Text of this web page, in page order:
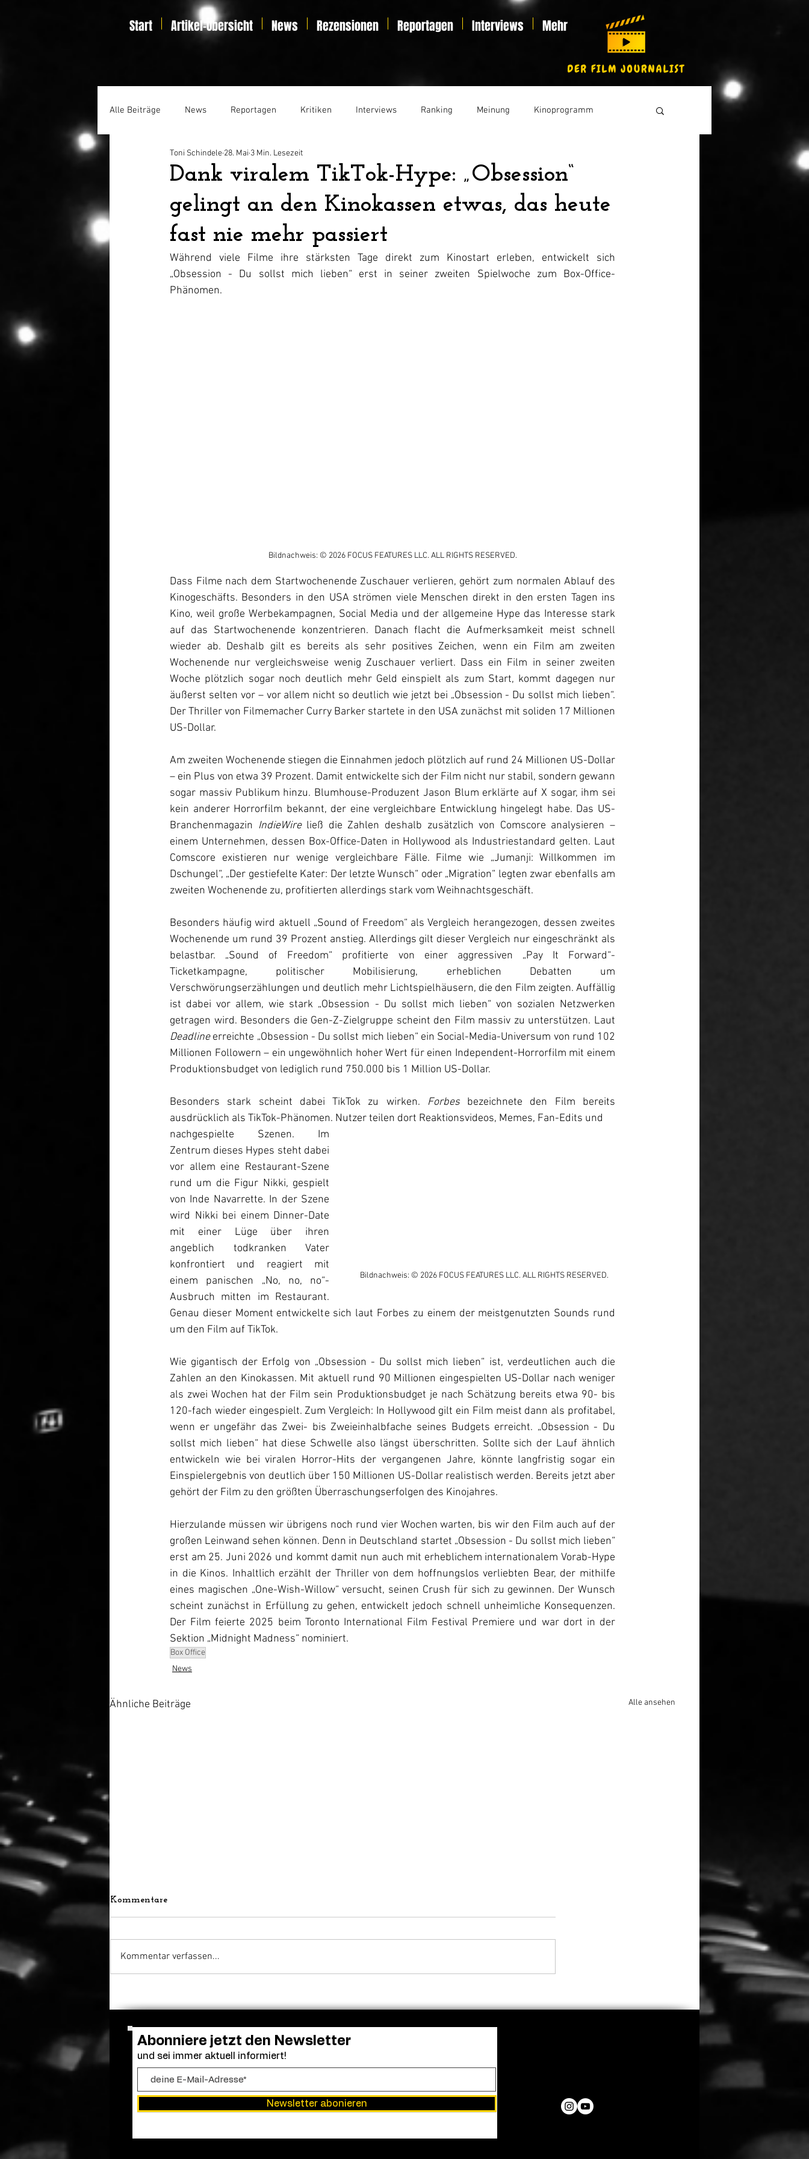
Start Artikel-Übersicht News Rezensionen Reportagen Interviews Mehr
Alle Beiträge News Reportagen Kritiken Interviews Ranking Meinung Kinoprogramm
Home Entertainment Essay
Dank viralem TikTok-Hype: „Obsession“
gelingt an den Kinokassen etwas, das heute
fast nie mehr passiert
Toni Schindele 28. Mai 3 Min. Lesezeit
Während viele Filme ihre stärksten Tage direkt zum Kinostart erleben, entwickelt sich
„Obsession - Du sollst mich lieben“ erst in seiner zweiten Spielwoche zum Box-Office-
Phänomen.
Bildnachweis: © 2026 FOCUS FEATURES LLC. ALL RIGHTS RESERVED.
Dass Filme nach dem Startwochenende Zuschauer verlieren, gehört zum normalen Ablauf des
Kinogeschäfts. Besonders in den USA strömen viele Menschen direkt in den ersten Tagen ins
Kino, weil große Werbekampagnen, Social Media und der allgemeine Hype das Interesse stark
auf das Startwochenende konzentrieren. Danach flacht die Aufmerksamkeit meist schnell
wieder ab. Deshalb gilt es bereits als sehr positives Zeichen, wenn ein Film am zweiten
Wochenende nur vergleichsweise wenig Zuschauer verliert. Dass ein Film in seiner zweiten
Woche plötzlich sogar noch deutlich mehr Geld einspielt als zum Start, kommt dagegen nur
äußerst selten vor – vor allem nicht so deutlich wie jetzt bei „Obsession - Du sollst mich lieben“.
Der Thriller von Filmemacher Curry Barker startete in den USA zunächst mit soliden 17 Millionen
US-Dollar.
Am zweiten Wochenende stiegen die Einnahmen jedoch plötzlich auf rund 24 Millionen US-Dollar
– ein Plus von etwa 39 Prozent. Damit entwickelte sich der Film nicht nur stabil, sondern gewann
sogar massiv Publikum hinzu. Blumhouse-Produzent Jason Blum erklärte auf X sogar, ihm sei
kein anderer Horrorfilm bekannt, der eine vergleichbare Entwicklung hingelegt habe. Das US-
Branchenmagazin IndieWire ließ die Zahlen deshalb zusätzlich von Comscore analysieren –
einem Unternehmen, dessen Box-Office-Daten in Hollywood als Industriestandard gelten. Laut
Comscore existieren nur wenige vergleichbare Fälle. Filme wie „Jumanji: Willkommen im
Dschungel“, „Der gestiefelte Kater: Der letzte Wunsch“ oder „Migration“ legten zwar ebenfalls am
zweiten Wochenende zu, profitierten allerdings stark vom Weihnachtsgeschäft.
Besonders häufig wird aktuell „Sound of Freedom“ als Vergleich herangezogen, dessen zweites
Wochenende um rund 39 Prozent anstieg. Allerdings gilt dieser Vergleich nur eingeschränkt als
belastbar. „Sound of Freedom“ profitierte von einer aggressiven „Pay It Forward“-
Ticketkampagne, politischer Mobilisierung, erheblichen Debatten um
Verschwörungserzählungen und deutlich mehr Lichtspielhäusern, die den Film zeigten. Auffällig
ist dabei vor allem, wie stark „Obsession - Du sollst mich lieben“ von sozialen Netzwerken
Deadline erreichte „Obsession - Du sollst mich lieben“ ein Social-Media-Universum von rund 102
Millionen Followern – ein ungewöhnlich hoher Wert für einen Independent-Horrorfilm mit einem
Produktionsbudget von lediglich rund 750.000 bis 1 Million US-Dollar.
Besonders stark scheint dabei TikTok zu wirken. Forbes bezeichnete den Film bereits
ausdrücklich als TikTok-Phänomen. Nutzer teilen dort Reaktionsvideos, Memes, Fan-Edits und
Bildnachweis: © 2026 FOCUS FEATURES LLC. ALL RIGHTS RESERVED.
nachgespielte Szenen. Im
Zentrum dieses Hypes steht dabei
vor allem eine Restaurant-Szene
rund um die Figur Nikki, gespielt
von Inde Navarrette. In der Szene
wird Nikki bei einem Dinner-Date
mit einer Lüge über ihren
angeblich todkranken Vater
konfrontiert und reagiert mit
einem panischen „No, no, no“-
Ausbruch mitten im Restaurant.
Genau dieser Moment entwickelte sich laut Forbes zu einem der meistgenutzten Sounds rund
um den Film auf TikTok.
Wie gigantisch der Erfolg von „Obsession - Du sollst mich lieben“ ist, verdeutlichen auch die
Zahlen an den Kinokassen. Mit aktuell rund 90 Millionen eingespielten US-Dollar nach weniger
als zwei Wochen hat der Film sein Produktionsbudget je nach Schätzung bereits etwa 90- bis
120-fach wieder eingespielt. Zum Vergleich: In Hollywood gilt ein Film meist dann als profitabel,
wenn er ungefähr das Zwei- bis Zweieinhalbfache seines Budgets erreicht. „Obsession - Du
sollst mich lieben“ hat diese Schwelle also längst überschritten. Sollte sich der Lauf ähnlich
entwickeln wie bei viralen Horror-Hits der vergangenen Jahre, könnte langfristig sogar ein
Einspielergebnis von deutlich über 150 Millionen US-Dollar realistisch werden. Bereits jetzt aber
gehört der Film zu den größten Überraschungserfolgen des Kinojahres.
Hierzulande müssen wir übrigens noch rund vier Wochen warten, bis wir den Film auch auf der
großen Leinwand sehen können. Denn in Deutschland startet „Obsession - Du sollst mich lieben“
erst am 25. Juni 2026 und kommt damit nun auch mit erheblichem internationalem Vorab-Hype
in die Kinos. Inhaltlich erzählt der Thriller von dem hoffnungslos verliebten Bear, der mithilfe
eines magischen „One-Wish-Willow“ versucht, seinen Crush für sich zu gewinnen. Der Wunsch
scheint zunächst in Erfüllung zu gehen, entwickelt jedoch schnell unheimliche Konsequenzen.
Der Film feierte 2025 beim Toronto International Film Festival Premiere und war dort in der
Sektion „Midnight Madness“ nominiert.
Box Office
News
Ähnliche Beiträge Alle ansehen
Guadagnino mit dem Cartier
Award
die alte Clique: Dreharbeiten
in a Cornfield 2“ erhält
Kommentare
Kommentar verfassen...
Abonniere jetzt den Newsletter
und sei immer aktuell informiert!
Newsletter abonieren